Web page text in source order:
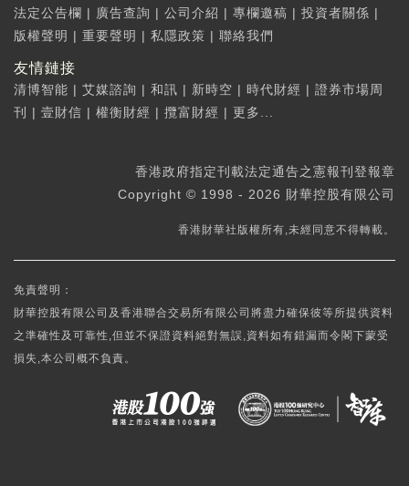
法定公告欄 | 廣告查詢 | 公司介紹 | 專欄邀稿 | 投資者關係 |
版權聲明 | 重要聲明 | 私隱政策 | 聯絡我們
友情鏈接
清博智能 | 艾媒諮詢 | 和訊 | 新時空 | 時代財經 | 證券市場周
刊
| 壹財信 | 權衡財經 | 攬富財經 | 更多...
香港政府指定刊載法定通告之憲報刊登報章
Copyright © 1998 - 2026 財華控股有限公司
香港財華社版權所有,未經同意不得轉載。
免責聲明：
財華控股有限公司及香港聯合交易所有限公司將盡力確保彼等所提供資料
之準確性及可靠性,但並不保證資料絕對無誤,資料如有錯漏而令閣下蒙受
損失,本公司概不負責。